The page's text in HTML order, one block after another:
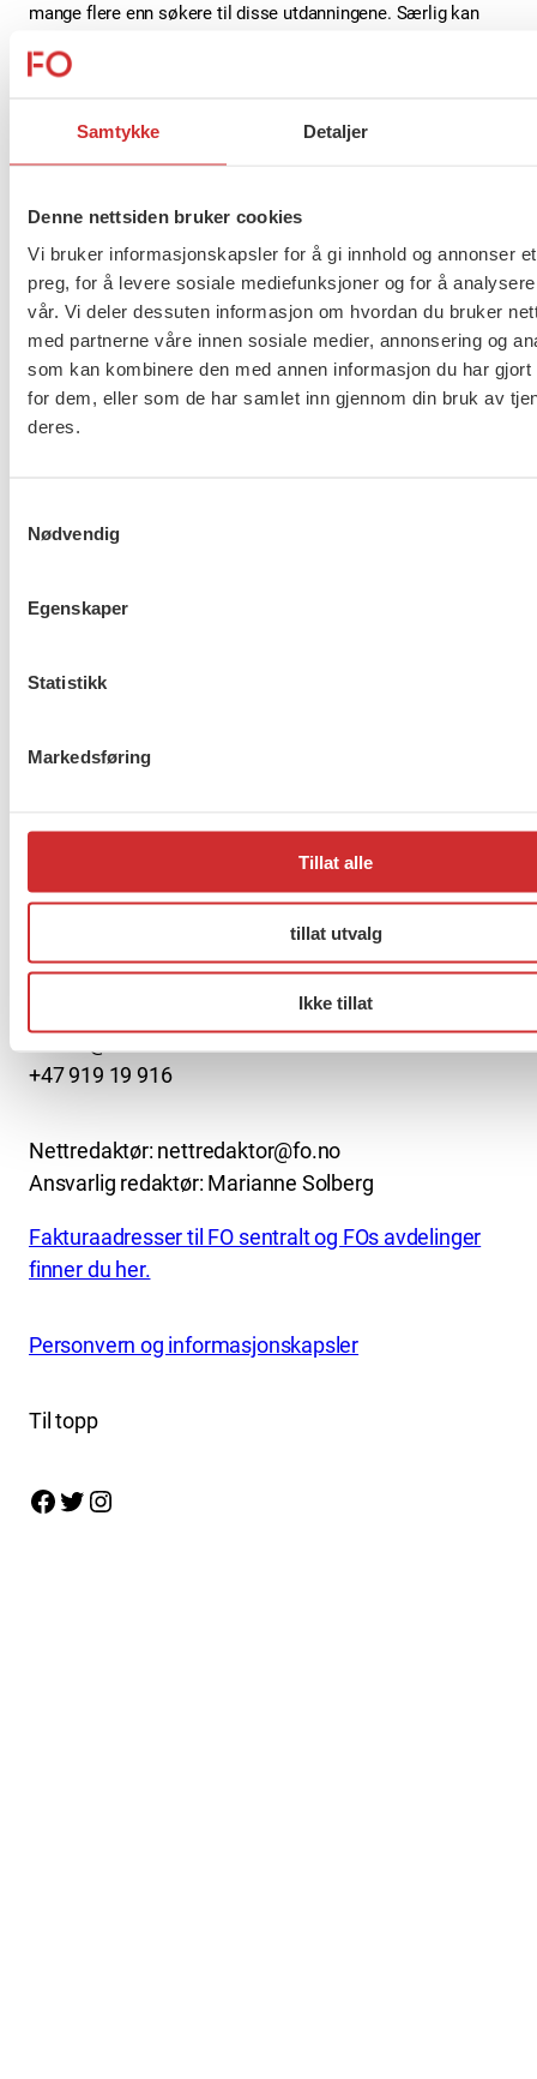
Samtykke Detaljer
Denne nettsiden bruker cookies
Vi bruker informasjonskapsler for å gi innhold og annonser
preg, for å levere sosiale mediefunksjoner og for å
vår. Vi deler dessuten informasjon om hvordan du bruker
med partnerne våre innen sosiale medier, annonsering og
som kan kombinere den med annen informasjon du har gjort
for dem, eller som de har samlet inn gjennom din bruk av
deres.
Nødvendig
Egenskaper
Statistikk
Markedsføring
Tillat alle
tillat utvalg
Ikke tillat
mange flere enn søkere til disse utdanningene. Særlig kan
det gjelde unge som av ulike grunner går ut med svært svake
karakterer og derfor ikke er forberedt på kravene som stilles i
Du kan lese hele høringssvaret her
Flere saker Se alle
Taushetsplikt og personvern
About us (English)
FO (Fellesorganisasjonen)
Pb. 4693 Sofienberg
+47 919 19 916
Nettredaktør: nettredaktor@fo.no
Ansvarlig redaktør: Marianne Solberg
Fakturaadresser til FO sentralt og FOs avdelinger
finner du her.
Personvern og informasjonskapsler
Til topp
Facebook Twitter Instagram